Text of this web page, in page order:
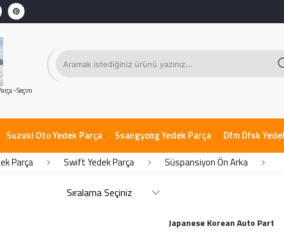
-Seçim
Suzuki Oto Yedek Parça Ssangyong Yedek Parça Dfm Dfsk
Parça Swift Yedek Parça Süspansiyon Ön Arka
Japanese Korean Auto Part